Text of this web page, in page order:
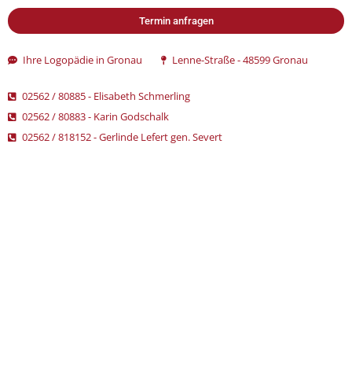
Termin anfragen
Ihre Logopädie in Gronau Lenne-Straße - 48599 Gronau
02562 / 80885 - Elisabeth Schmerling
02562 / 80883 - Karin Godschalk
02562 / 818152 - Gerlinde Lefert gen. Severt